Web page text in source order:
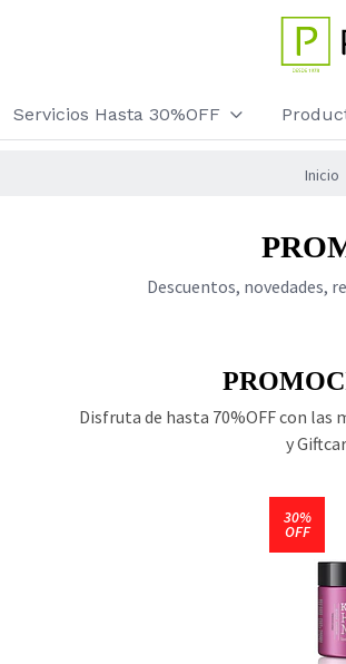
Servicios Hasta 30%OFF
Inicio
Descuentos, novedades,
Disfruta de hasta 70%OFF con las
y
30%
OFF